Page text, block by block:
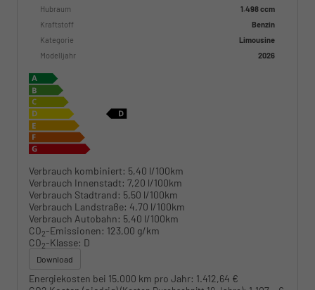
Hubraum
1.498 ccm
Kraftstoff
Benzin
Kategorie
Limousine
Modelljahr
2026
Verbrauch kombiniert: 5,40 l/100km
Verbrauch Innenstadt: 7,20 l/100km
Verbrauch Stadtrand: 5,50 l/100km
Verbrauch Landstraße: 4,70 l/100km
Verbrauch Autobahn: 5,40 l/100km
CO2-Emissionen: 123,00 g/km
CO2-Klasse: D
Download
Energiekosten bei 15.000 km pro Jahr: 1.412,64 €